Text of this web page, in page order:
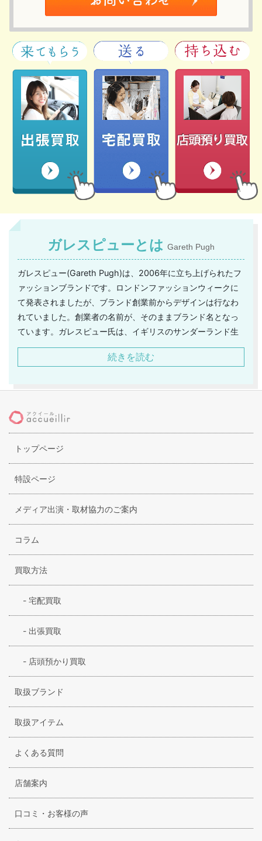
ガレスピューとは Gareth Pugh
ガレスピュー(Gareth Pugh)は、2006年に立ち上げられたフ
ァッションブランドです。ロンドンファッションウィークに
て発表されましたが、ブランド創業前からデザインは行なわ
れていました。創業者の名前が、そのままブランド名となっ
ています。ガレスピュー氏は、イギリスのサンダーランド生
まれ。バルーン型のコレクションを発表したことで、一躍有
名になりました。自身のブランドがデビューする前にも、ク
ました。ガレスピューが手掛けているデザインというのは、
ています。明るい色とダークな色のコントラストも絶妙で、
これまでのファッションに対する概念を打ち崩すかのごと
く、常に新しい発想でコーディネートを提案し続けていま
す。トレンドに左右されることなく、独自のデザインを貫い
ており、それがガレスピューらしさにも繋がっています。
続きを読む
トップページ
特設ページ
メディア出演・取材協力のご案内
コラム
買取方法
- 宅配買取
- 出張買取
- 店頭預かり買取
取扱ブランド
取扱アイテム
よくある質問
店舗案内
口コミ・お客様の声